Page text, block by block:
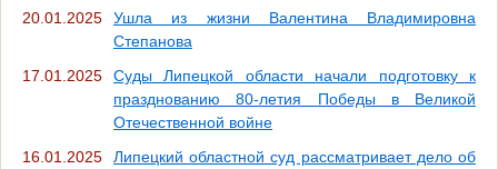
20.01.2025
Ушла из жизни Валентина Владимировна
Степанова
17.01.2025
Суды Липецкой области начали подготовку к
празднованию 80-летия Победы в Великой
Отечественной войне
16.01.2025
Липецкий областной суд рассматривает дело об